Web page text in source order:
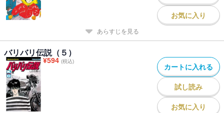
お気に入り
あらすじを見る
バリバリ伝説（５）
¥594 (税込)
カートに入れる
試し読み
お気に入り